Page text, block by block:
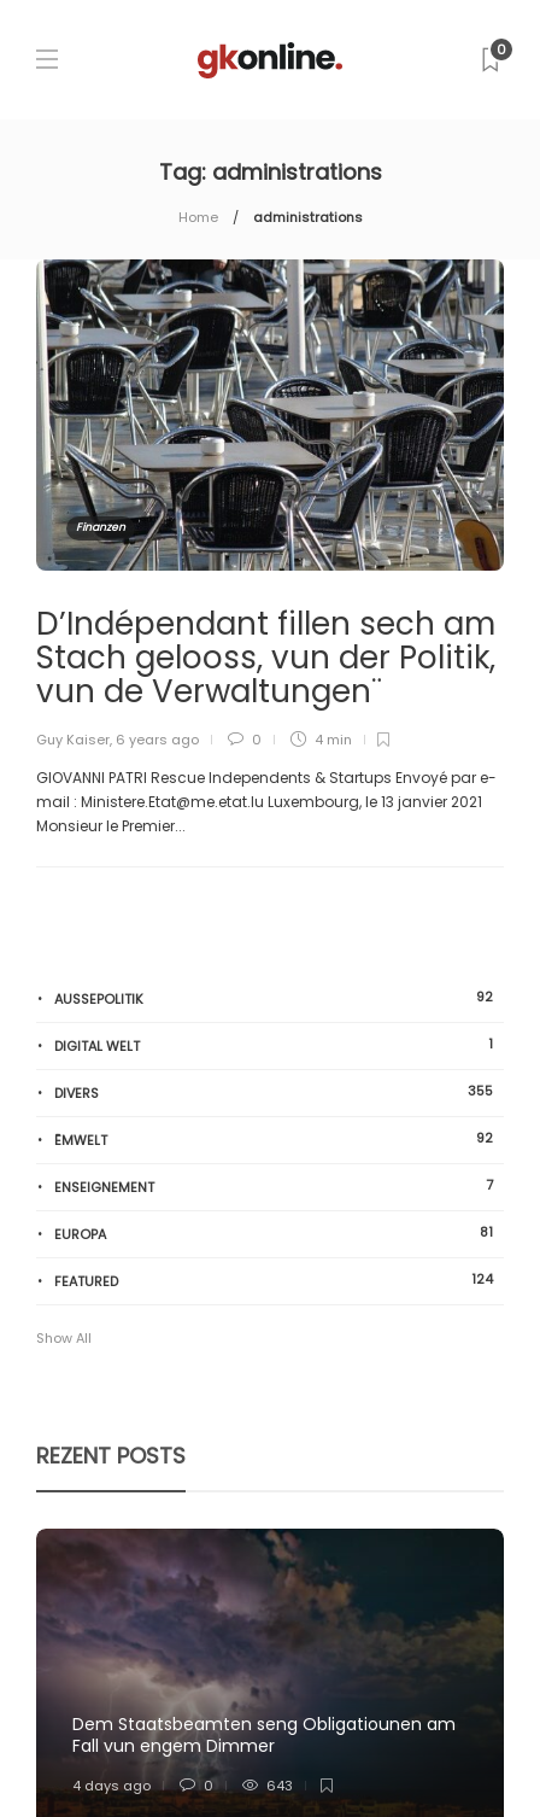
0
Tag: administrations
Home administrations
Finanzen
D’Indépendant fillen sech am
Stach gelooss, vun der Politik,
vun de Verwaltungen¨
Guy Kaiser, 6 years ago 0 4 min
GIOVANNI PATRI Rescue Independents & Startups Envoyé par e-
mail : Ministere.Etat@me.etat.lu Luxembourg, le 13 janvier 2021
Monsieur le Premier...
AUSSEPOLITIK 92
DIGITAL WELT 1
DIVERS 355
ËMWELT 92
ENSEIGNEMENT 7
EUROPA 81
FEATURED 124
Show All
REZENT POSTS
Dem Staatsbeamten seng Obligatiounen am
Fall vun engem Dimmer
4 days ago 0 643